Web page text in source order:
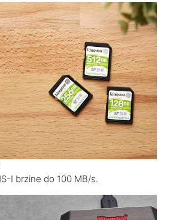
I brzine do 100 MB/s.